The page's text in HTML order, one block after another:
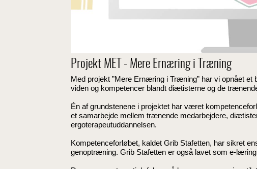
Projekt MET - Mere Ernæring i Træning
Med projekt ”Mere Ernæring i Træning” har vi opnået
viden og kompetencer blandt diætisterne og de
Én af grundstenene i projektet har været
et samarbejde mellem trænende medarbejdere,
ergoterapeutuddannelsen.
Kompetenceforløbet, kaldet Grib Stafetten, har sikret
genoptræning. Grib Stafetten er også lavet som e-